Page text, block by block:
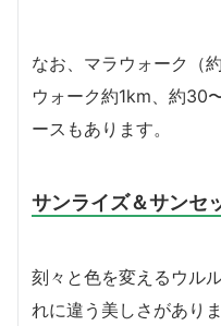
なお、マラウォーク（
ウォーク約1km、約30
ースもあります。
サンライズ＆サンセ
刻々と色を変えるウル
れに違う美しさがあり